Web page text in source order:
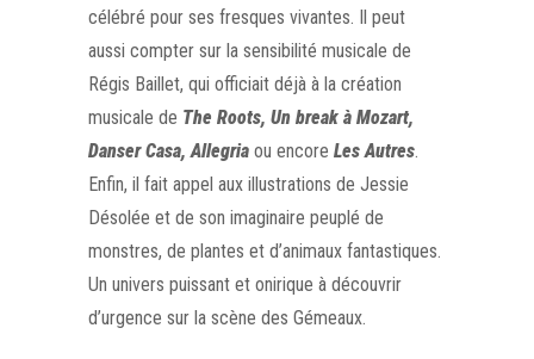
célébré pour ses fresques vivantes. Il peut
aussi compter sur la sensibilité musicale de
Régis Baillet, qui officiait déjà à la création
musicale de The Roots, Un break à Mozart,
Danser Casa, Allegria ou encore Les Autres
Enfin, il fait appel aux illustrations de Jessie
Désolée et de son imaginaire peuplé de
monstres, de plantes et d’animaux fantastiques.
Un univers puissant et onirique à découvrir
d’urgence sur la scène des Gémeaux.